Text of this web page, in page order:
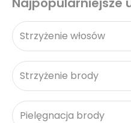
Strzyżenie włosów
Strzyżenie brody
Pielęgnacja brody